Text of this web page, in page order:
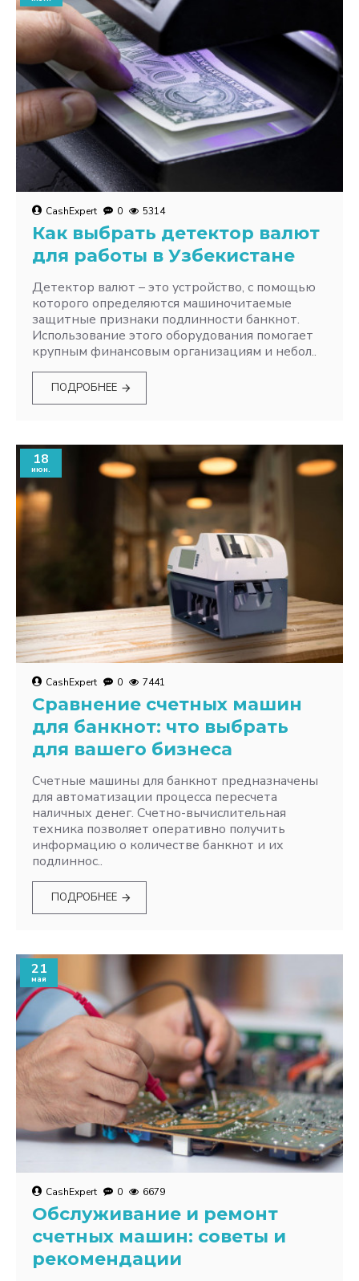
CashExpert 0 5314
Как выбрать детектор валют
для работы в Узбекистане
Детектор валют – это устройство, с помощью
которого определяются машиночитаемые
защитные признаки подлинности банкнот.
Использование этого оборудования помогает
крупным финансовым организациям и небол..
ПОДРОБНЕЕ
18
июн.
CashExpert 0 7441
Сравнение счетных машин
для банкнот: что выбрать
для вашего бизнеса
Счетные машины для банкнот предназначены
для автоматизации процесса пересчета
наличных денег. Счетно-вычислительная
техника позволяет оперативно получить
информацию о количестве банкнот и их
подлиннос..
ПОДРОБНЕЕ
21
мая
CashExpert 0 6679
Обслуживание и ремонт
счетных машин: советы и
рекомендации